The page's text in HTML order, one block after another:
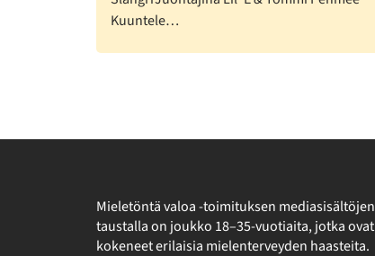
Kuuntele…
Mieletöntä valoa -toimituksen mediasisältöjen
taustalla on joukko 18–35-vuotiaita, jotka ovat
kokeneet erilaisia mielenterveyden haasteita.